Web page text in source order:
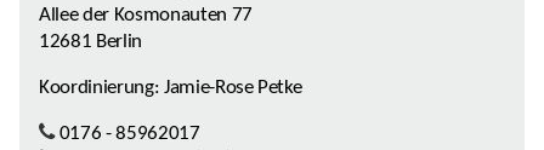
Allee der Kosmonauten 77
12681 Berlin
Koordinierung: Jamie-Rose Petke
0176 - 85962017